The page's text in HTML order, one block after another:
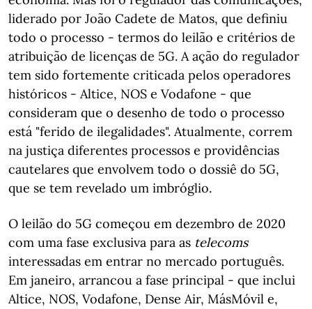
liderado por João Cadete de Matos, que definiu
todo o processo - termos do leilão e critérios de
atribuição de licenças de 5G. A ação do regulador
tem sido fortemente criticada pelos operadores
históricos - Altice, NOS e Vodafone - que
consideram que o desenho de todo o processo
está "ferido de ilegalidades". Atualmente, correm
na justiça diferentes processos e providências
cautelares que envolvem todo o dossiê do 5G,
que se tem revelado um imbróglio.
O leilão do 5G começou em dezembro de 2020
com uma fase exclusiva para as telecoms
interessadas em entrar no mercado português.
Em janeiro, arrancou a fase principal - que inclui
Altice, NOS, Vodafone, Dense Air, MásMóvil e,